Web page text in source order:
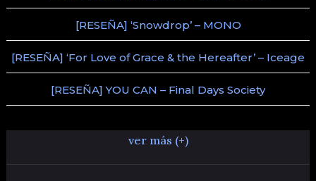
[RESEÑA] ‘Snowdrop’ – MONO
[RESEÑA] ‘For Love of Grace & the Hereafter’ – Iceage
[RESEÑA] YOU CAN – Final Days Society
ver más (+)